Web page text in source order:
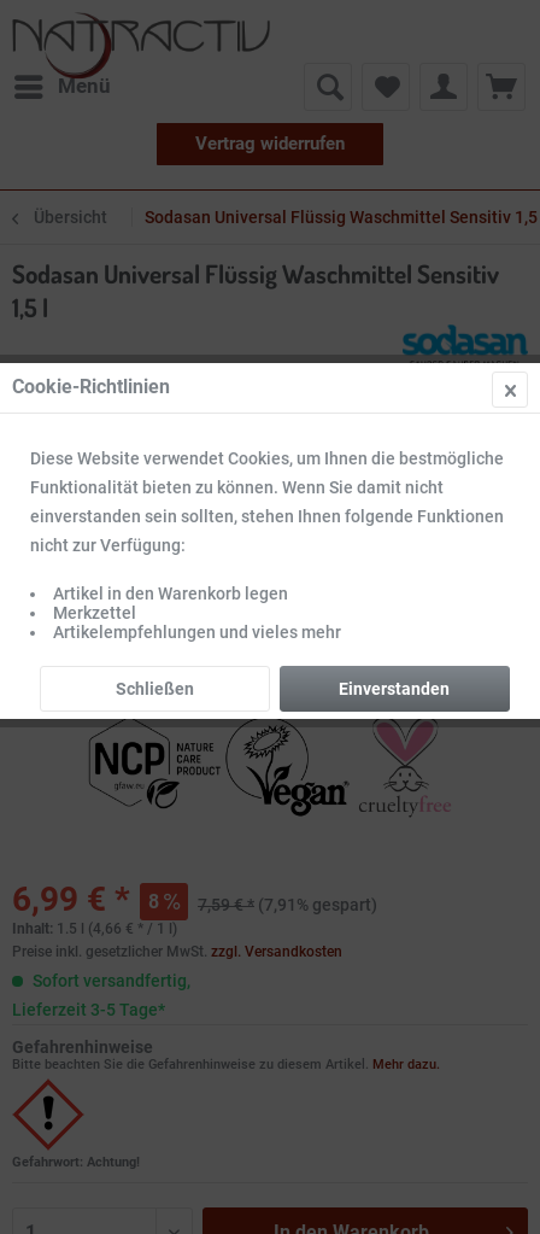
Menü
Vertrag widerrufen
Übersicht Sodasan Universal Flüssig Waschmittel Sensitiv
Sodasan Universal Flüssig Waschmittel Sensitiv
1,5 l
6,99 € * 8 7,59 € * (7,91% gespart)
Inhalt: 1.5 l (4,66 € * / 1 l)
Preise inkl. gesetzlicher MwSt. zzgl. Versandkosten
Sofort versandfertig,
Lieferzeit 3-5 Tage*
Gefahrenhinweise
Bitte beachten Sie die Gefahrenhinweise zu diesem Artikel. Mehr dazu.
Gefahrwort: Achtung!
Cookie-Richtlinien
Diese Website verwendet Cookies, um Ihnen die bestmögliche
Funktionalität bieten zu können. Wenn Sie damit nicht
einverstanden sein sollten, stehen Ihnen folgende Funktionen
nicht zur Verfügung:
Artikel in den Warenkorb legen
Merkzettel
Artikelempfehlungen und vieles mehr
Einverstanden
Schließen